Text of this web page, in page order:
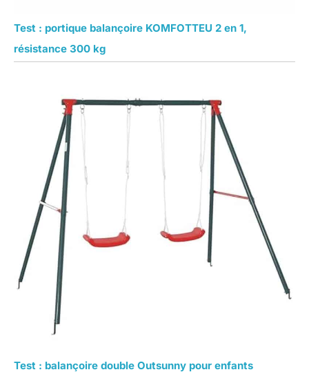
Test : portique balançoire KOMFOTTEU 2 en 1,
résistance 300 kg
Test : balançoire double Outsunny pour enfants